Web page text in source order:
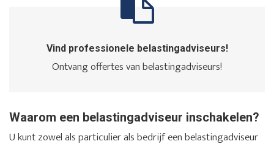
Vind professionele belastingadviseurs!
Ontvang offertes van belastingadviseurs!
Waarom een belastingadviseur inschakelen?
U kunt zowel als particulier als bedrijf een belastingadviseur